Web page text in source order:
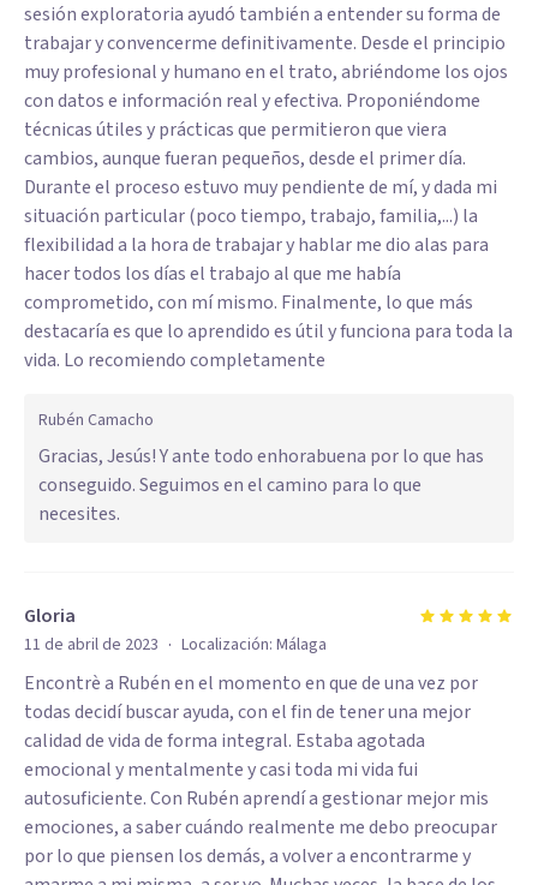
sesión exploratoria ayudó también a entender su forma de
trabajar y convencerme definitivamente. Desde el principio
muy profesional y humano en el trato, abriéndome los ojos
con datos e información real y efectiva. Proponiéndome
técnicas útiles y prácticas que permitieron que viera
cambios, aunque fueran pequeños, desde el primer día.
Durante el proceso estuvo muy pendiente de mí, y dada mi
situación particular (poco tiempo, trabajo, familia,...) la
flexibilidad a la hora de trabajar y hablar me dio alas para
hacer todos los días el trabajo al que me había
comprometido, con mí mismo. Finalmente, lo que más
destacaría es que lo aprendido es útil y funciona para toda la
vida. Lo recomiendo completamente
Rubén Camacho
Gracias, Jesús! Y ante todo enhorabuena por lo que has
conseguido. Seguimos en el camino para lo que
necesites.
Gloria
11 de abril de 2023 · Localización: Málaga
Encontrè a Rubén en el momento en que de una vez por
todas decidí buscar ayuda, con el fin de tener una mejor
calidad de vida de forma integral. Estaba agotada
emocional y mentalmente y casi toda mi vida fui
autosuficiente. Con Rubén aprendí a gestionar mejor mis
emociones, a saber cuándo realmente me debo preocupar
por lo que piensen los demás, a volver a encontrarme y